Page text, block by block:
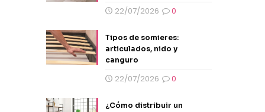
22/07/2026 0
Tipos de somieres:
articulados, nido y
canguro
22/07/2026 0
¿Cómo distribuir un